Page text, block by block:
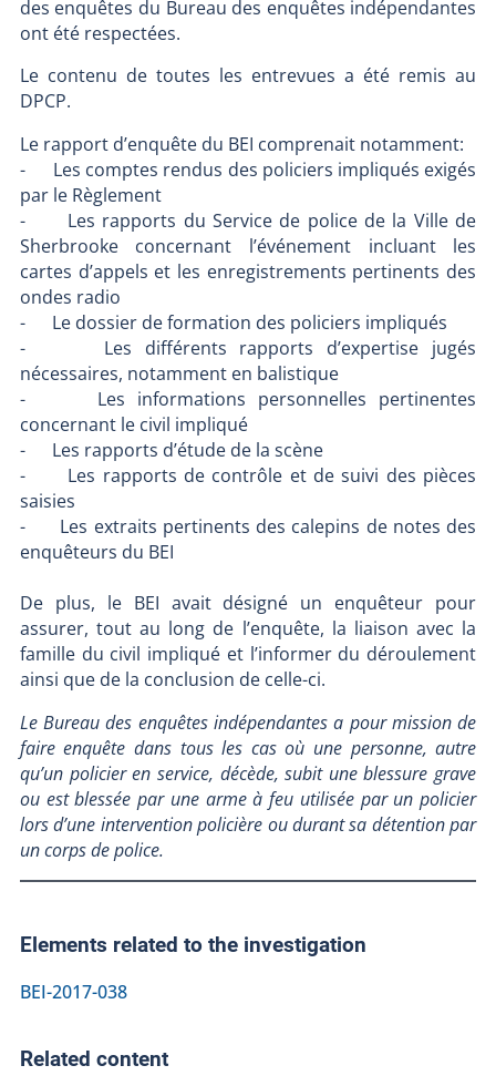
des enquêtes du Bureau des enquêtes indépendantes
ont été respectées.
Le contenu de toutes les entrevues a été remis au
DPCP.
Le rapport d’enquête du BEI comprenait notamment:
- Les comptes rendus des policiers impliqués exigés
par le Règlement
- Les rapports du Service de police de la Ville de
Sherbrooke concernant l’événement incluant les
cartes d’appels et les enregistrements pertinents des
ondes radio
- Le dossier de formation des policiers impliqués
- Les différents rapports d’expertise jugés
nécessaires, notamment en balistique
- Les informations personnelles pertinentes
concernant le civil impliqué
- Les rapports d’étude de la scène
- Les rapports de contrôle et de suivi des pièces
saisies
- Les extraits pertinents des calepins de notes des
enquêteurs du BEI
De plus, le BEI avait désigné un enquêteur pour
assurer, tout au long de l’enquête, la liaison avec la
famille du civil impliqué et l’informer du déroulement
ainsi que de la conclusion de celle-ci.
Le Bureau des enquêtes indépendantes a pour mission de
faire enquête dans tous les cas où une personne, autre
qu’un policier en service, décède, subit une blessure grave
ou est blessée par une arme à feu utilisée par un policier
lors d’une intervention policière ou durant sa détention par
un corps de police.
Elements related to the investigation
BEI-2017-038
Related content